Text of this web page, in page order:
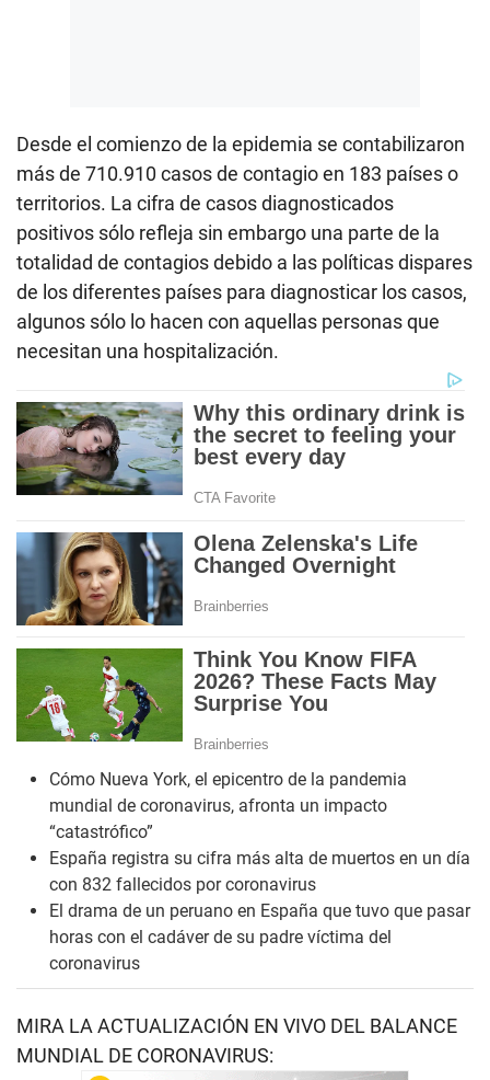
Desde el comienzo de la epidemia se contabilizaron
más de 710.910 casos de contagio en 183 países o
territorios. La cifra de casos diagnosticados
positivos sólo refleja sin embargo una parte de la
totalidad de contagios debido a las políticas dispares
de los diferentes países para diagnosticar los casos,
algunos sólo lo hacen con aquellas personas que
necesitan una hospitalización.
Cómo Nueva York, el epicentro de la pandemia
mundial de coronavirus, afronta un impacto
“catastrófico”
España registra su cifra más alta de muertos en un día
con 832 fallecidos por coronavirus
El drama de un peruano en España que tuvo que pasar
horas con el cadáver de su padre víctima del
coronavirus
MIRA LA ACTUALIZACIÓN EN VIVO DEL BALANCE
MUNDIAL DE CORONAVIRUS: